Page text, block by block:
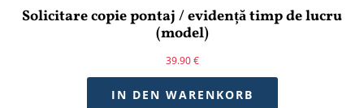
Solicitare copie pontaj / evidență timp de lucru
(model)
39.90€
IN DEN WARENKORB